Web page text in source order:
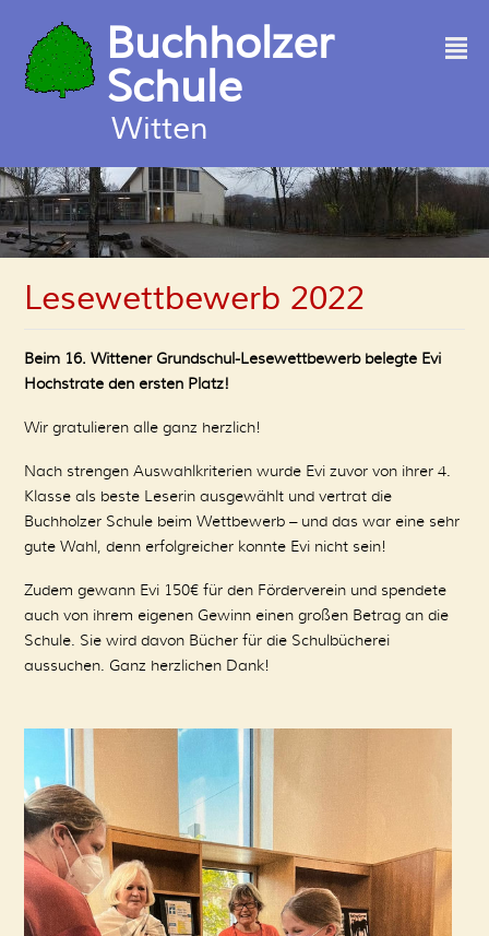
Buchholzer
Schule
Witten
²
Lesewettbewerb 2022
Beim 16. Wittener Grundschul-Lesewettbewerb belegte Evi
Hochstrate den ersten Platz!
Wir gratulieren alle ganz herzlich!
Nach strengen Auswahlkriterien wurde Evi zuvor von ihrer 4.
Klasse als beste Leserin ausgewählt und vertrat die
Buchholzer Schule beim Wettbewerb – und das war eine sehr
gute Wahl, denn erfolgreicher konnte Evi nicht sein!
Zudem gewann Evi 150€ für den Förderverein und spendete
auch von ihrem eigenen Gewinn einen großen Betrag an die
Schule. Sie wird davon Bücher für die Schulbücherei
aussuchen. Ganz herzlichen Dank!